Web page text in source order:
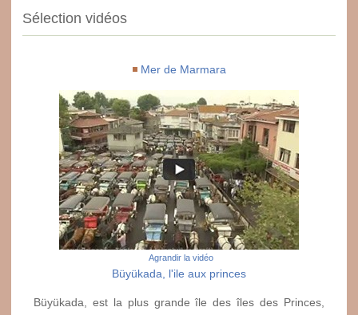
Sélection vidéos
Mer de Marmara
Agrandir la vidéo
Büyükada, l'ile aux princes
Büyükada, est la plus grande île des îles des Princes,